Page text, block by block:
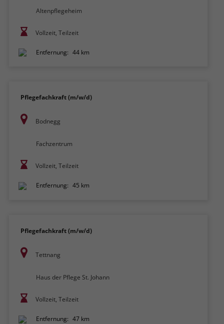
Altenpflegeheim
Vollzeit, Teilzeit
Entfernung: 44 km
Pflegefachkraft (m/w/d)
Bodnegg
Fachzentrum
Vollzeit, Teilzeit
Entfernung: 45 km
Pflegefachkraft (m/w/d)
Tettnang
Haus der Pflege St. Johann
Vollzeit, Teilzeit
Entfernung: 47 km